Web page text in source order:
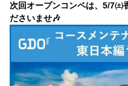
次回オープンコンペは、5/7㈯
ださいませ🎶